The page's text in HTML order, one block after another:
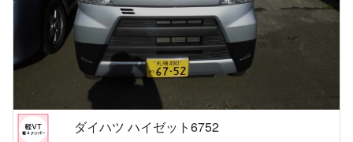
ダイハツ ハイゼット6752